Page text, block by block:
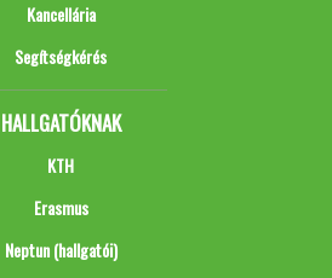
Kancellária
Segítségkérés
HALLGATÓKNAK
KTH
Erasmus
Neptun (hallgatói)